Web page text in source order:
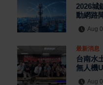
2026城
動網路
Aug
最新消息
台南水
無人機
Aug